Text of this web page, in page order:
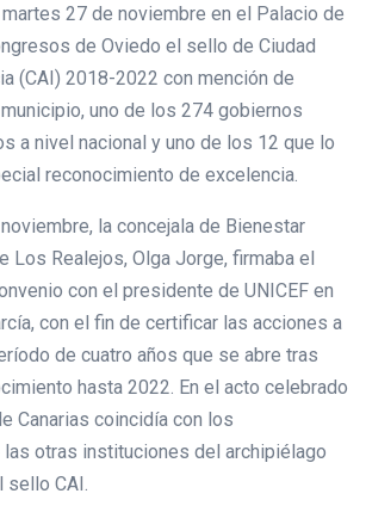
27 de noviembre en el Palacio de
de Oviedo el sello de Ciudad
(CAI) 2018-2022 con mención de
uno de los 274 gobiernos
a nivel nacional y uno de los 12 que lo
reconocimiento de excelencia.
la concejala de Bienestar
Los Realejos, Olga Jorge, firmaba el
con el presidente de UNICEF en
con el fin de certificar las acciones a
de cuatro años que se abre tras
hasta 2022. En el acto celebrado
Canarias coincidía con los
otras instituciones del archipiélago
sello CAI.